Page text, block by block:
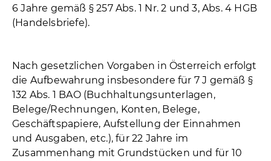
6 Jahre gemäß § 257 Abs. 1 Nr. 2 und 3, Abs. 4 HGB
(Handelsbriefe).
Nach gesetzlichen Vorgaben in Österreich erfolgt
die Aufbewahrung insbesondere für 7 J gemäß §
132 Abs. 1 BAO (Buchhaltungsunterlagen,
Belege/Rechnungen, Konten, Belege,
Geschäftspapiere, Aufstellung der Einnahmen
und Ausgaben, etc.), für 22 Jahre im
Zusammenhang mit Grundstücken und für 10